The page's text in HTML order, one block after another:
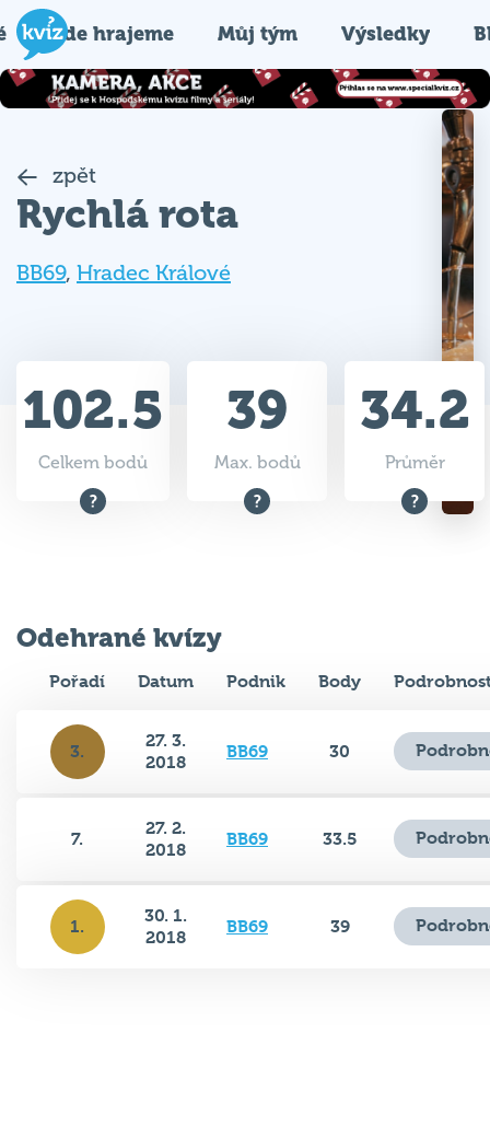
Kde hrajeme Můj tým Výsledky
zpět
Rychlá rota
BB69, Hradec Králové
102.5
Celkem bodů
39
Max. bodů
34.2
Průměr
Odehrané kvízy
Pořadí Datum Podnik Body
3.
27. 3.
2018
BB69 30
7.
27. 2.
2018
BB69 33.5
1.
30. 1.
2018
BB69 39